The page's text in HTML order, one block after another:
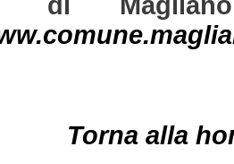
Torna alla